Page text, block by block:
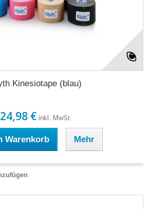
Kinesiotape (blau)
24,98 € inkl. MwSt.
Warenkorb Mehr